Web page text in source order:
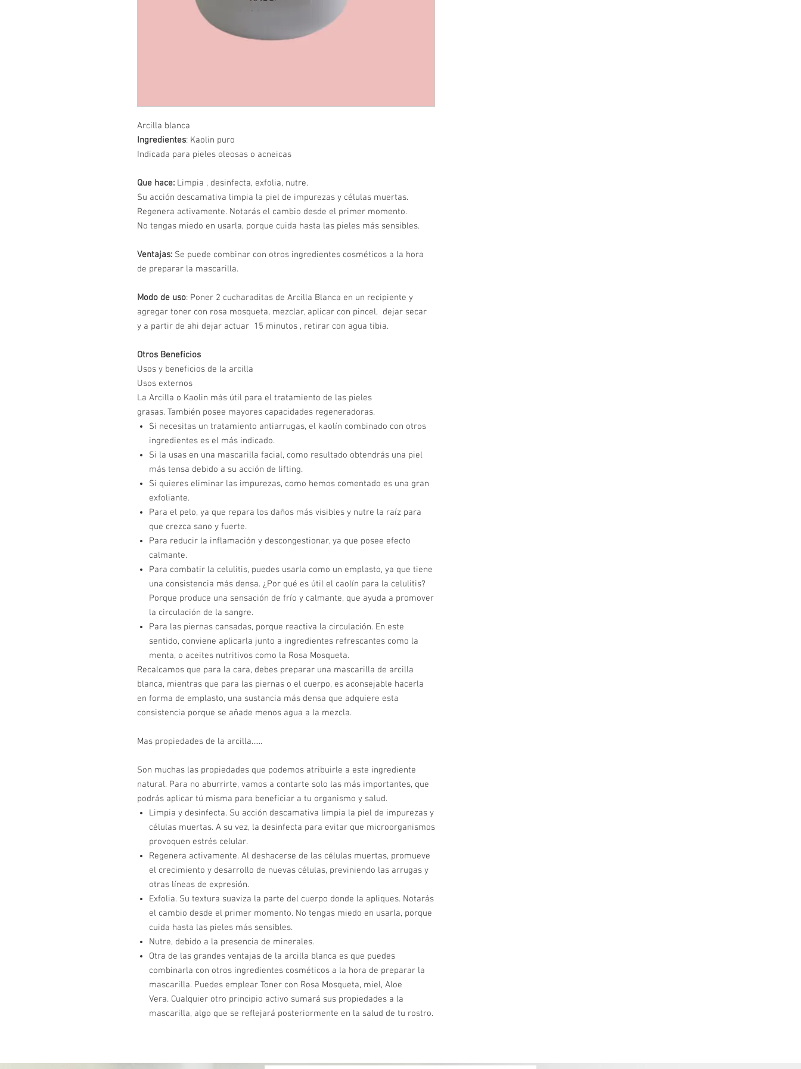
Arcilla blanca
Ingredientes: Kaolin puro
Indicada para pieles oleosas o acneicas
Que hace: Limpia , desinfecta, exfolia, nutre.
Su acción descamativa limpia la piel de impurezas y células muertas.
Regenera activamente. Notarás el cambio desde el primer momento.
No tengas miedo en usarla, porque cuida hasta las pieles más sensibles.
Ventajas: Se puede combinar con otros ingredientes cosméticos a la hora
de preparar la mascarilla.
Modo de uso: Poner 2 cucharaditas de Arcilla Blanca en un recipiente y
agregar toner con rosa mosqueta, mezclar, aplicar con pincel, dejar secar
y a partir de ahi dejar actuar 15 minutos , retirar con agua tibia.
Otros Beneficios
Usos y beneficios de la arcilla
​Usos externos
La Arcilla o Kaolin más útil para el tratamiento de las pieles
grasas. También posee mayores capacidades regeneradoras.
Si necesitas un tratamiento antiarrugas, el kaolín combinado con otros
ingredientes es el más indicado.
Si la usas en una mascarilla facial, como resultado obtendrás una piel
más tensa debido a su acción de lifting.
Si quieres eliminar las impurezas, como hemos comentado es una gran
exfoliante.
Para el pelo, ya que repara los daños más visibles y nutre la raíz para
que crezca sano y fuerte.
Para reducir la inflamación y descongestionar, ya que posee efecto
calmante.
Para combatir la celulitis, puedes usarla como un emplasto, ya que tiene
una consistencia más densa. ¿Por qué es útil el caolín para la celulitis?
Porque produce una sensación de frío y calmante, que ayuda a promover
la circulación de la sangre.
Para las piernas cansadas, porque reactiva la circulación. En este
sentido, conviene aplicarla junto a ingredientes refrescantes como la
menta, o aceites nutritivos como la Rosa Mosqueta.
Recalcamos que para la cara, debes preparar una mascarilla de arcilla
blanca, mientras que para las piernas o el cuerpo, es aconsejable hacerla
en forma de emplasto, una sustancia más densa que adquiere esta
consistencia porque se añade menos agua a la mezcla.
Mas propiedades de la arcilla......
Son muchas las propiedades que podemos atribuirle a este ingrediente
natural. Para no aburrirte, vamos a contarte solo las más importantes, que
podrás aplicar tú misma para beneficiar a tu organismo y salud.
Limpia y desinfecta. Su acción descamativa limpia la piel de impurezas y
células muertas. A su vez, la desinfecta para evitar que microorganismos
provoquen estrés celular.
Regenera activamente. Al deshacerse de las células muertas, promueve
el crecimiento y desarrollo de nuevas células, previniendo las arrugas y
otras líneas de expresión.
Exfolia. Su textura suaviza la parte del cuerpo donde la apliques. Notarás
el cambio desde el primer momento. No tengas miedo en usarla, porque
cuida hasta las pieles más sensibles.
Nutre, debido a la presencia de minerales.
Otra de las grandes ventajas de la arcilla blanca es que puedes
combinarla con otros ingredientes cosméticos a la hora de preparar la
mascarilla. Puedes emplear Toner con Rosa Mosqueta, miel, Aloe
Vera. Cualquier otro principio activo sumará sus propiedades a la
mascarilla, algo que se reflejará posteriormente en la salud de tu rostro.